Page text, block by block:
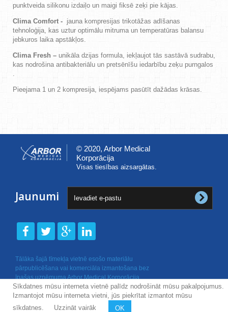
punktveida silikonu izdaiļo un maigi fiksē zeķi pie kājas.
Clima Comfort - jauna kompresijas trikotāžas adīšanas
tehnoloģija, kas uztur optimālu mitruma un temperatūras balansu
jebkuros laika apstākļos.
Clima Fresh – unikāla dzijas formula, iekļaujot tās sastāvā sudrabu,
kas nodrošina antibakteriālu un pretsēnīšu iedarbību zeķu purngalos
.
Pieejama 1 un 2 kompresija, iespējams pasūtīt dažādas krāsas.
© 2020, Arbor Medical
Korporācija
Visas tiesības aizsargātas.
Jaunumi
Sīkdatnes mūsu interneta vietnē palīdz nodrošināt mūsu pakalpojumus.
Izmantojot mūsu interneta vietni, jūs piekrītat izmantot mūsu
sīkdatnes. Uzzināt vairāk OK
Tālāka šajā tīmekļa vietnē esošo materiālu
pārpublicēšana vai komerciāla izmantošana bez
īpašas uzņēmuma Arbor Medical Korporācija
rakstiskas atļaujas nav atļauta.